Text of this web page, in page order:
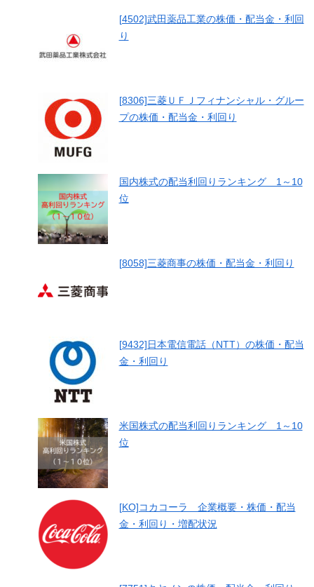
[4502]武田薬品工業の株価・配当金・利回
り
[8306]三菱ＵＦＪフィナンシャル・グルー
プの株価・配当金・利回り
国内株式の配当利回りランキング 1～10
位
[8058]三菱商事の株価・配当金・利回り
[9432]日本電信電話（NTT）の株価・配当
金・利回り
米国株式の配当利回りランキング 1～10
位
[KO]コカコーラ 企業概要・株価・配当
金・利回り・増配状況